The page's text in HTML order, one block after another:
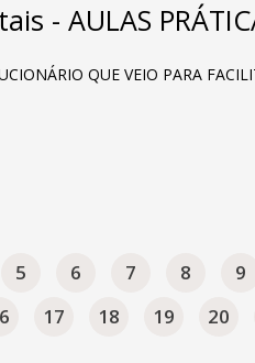
- AULAS
QUE VEIO PARA
5 6 7 8
9
17 18 19 20